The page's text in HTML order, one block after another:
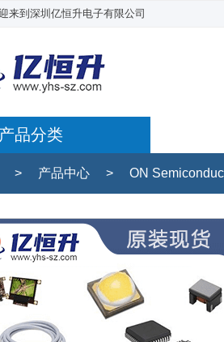
来到深圳亿恒升电子有限公司
产品分类
> 产品中心 > ON